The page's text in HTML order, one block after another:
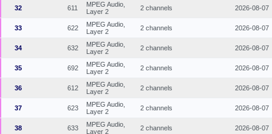
32 611
MPEG Audio,
Layer 2
2 channels 2026-08-07
33 622
MPEG Audio,
Layer 2
2 channels 2026-08-07
34 632
MPEG Audio,
Layer 2
2 channels 2026-08-07
35 692
MPEG Audio,
Layer 2
2 channels 2026-08-07
36 612
MPEG Audio,
Layer 2
2 channels 2026-08-07
37 623
MPEG Audio,
Layer 2
2 channels 2026-08-07
38 633
MPEG Audio,
Layer 2
2 channels 2026-08-07